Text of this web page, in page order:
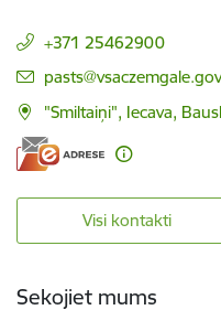
+371 25462900
E-pasts:
"Smiltaiņi", Iecava,
Visi kontakti
Sekojiet mums